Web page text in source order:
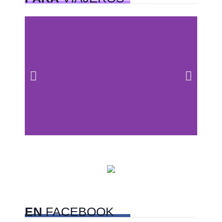
PetFriendly en la CDMX
ENFACEBOOK